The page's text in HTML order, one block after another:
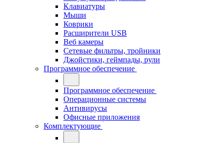
Клавиатуры
Мыши
Коврики
Расширители USB
Веб камеры
Сетевые фильтры, тройники
Джойстики, геймпады, рули
Программное обеспечение
Программное обеспечение
Операционные системы
Антивирусы
Офисные приложения
Комплектующие